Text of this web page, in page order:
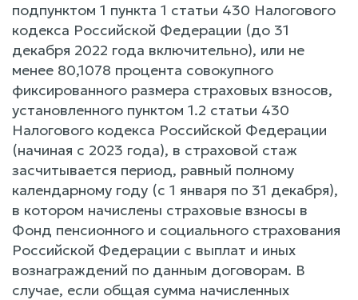
подпунктом 1 пункта 1 статьи 430 Налогового
кодекса Российской Федерации (до 31
декабря 2022 года включительно), или не
менее 80,1078 процента совокупного
фиксированного размера страховых взносов,
установленного пунктом 1.2 статьи 430
Налогового кодекса Российской Федерации
(начиная с 2023 года), в страховой стаж
засчитывается период, равный полному
календарному году (с 1 января по 31 декабря),
в котором начислены страховые взносы в
Фонд пенсионного и социального страхования
Российской Федерации с выплат и иных
вознаграждений по данным договорам. В
случае, если общая сумма начисленных